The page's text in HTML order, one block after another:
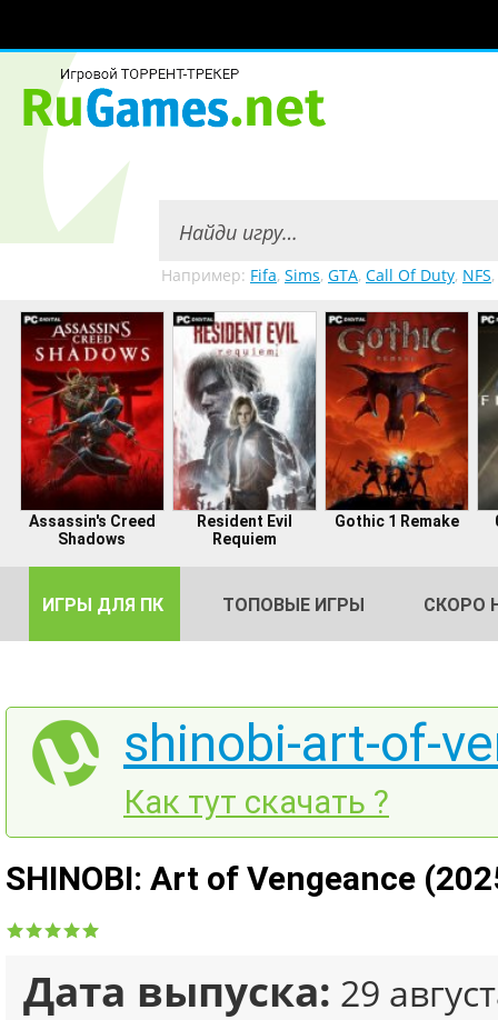
Например: Fifa, Sims, GTA, Call Of Duty, NFS,
Assassin's Creed
Shadows
Resident Evil
Requiem
Gothic 1 Remake
ИГРЫ ДЛЯ ПК ТОПОВЫЕ ИГРЫ СКОРО
shinobi-art-of-
Как тут скачать ?
SHINOBI: Art of Vengeance
Дата выпуска: 29